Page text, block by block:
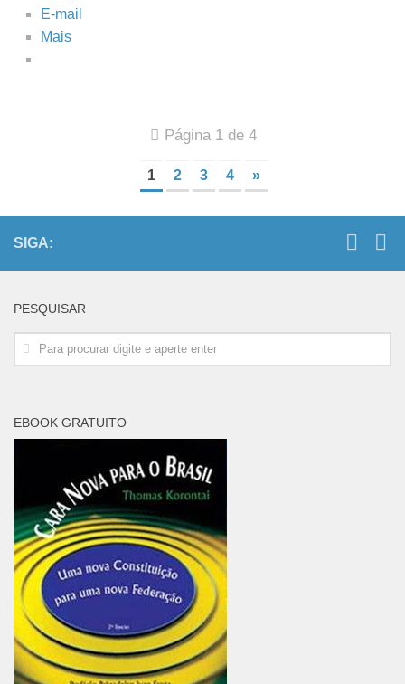
E-mail
Mais
Página 1 de 4
1 2 3 4 »
SIGA:
PESQUISAR
EBOOK GRATUITO